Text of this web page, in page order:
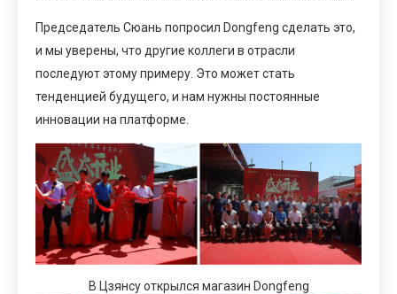
Председатель Сюань попросил Dongfeng сделать это,
и мы уверены, что другие коллеги в отрасли
последуют этому примеру. Это может стать
тенденцией будущего, и нам нужны постоянные
инновации на платформе.
В Цзянсу открылся магазин Dongfeng